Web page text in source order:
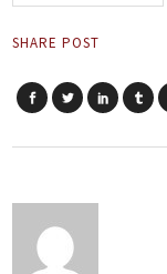
SHARE POST